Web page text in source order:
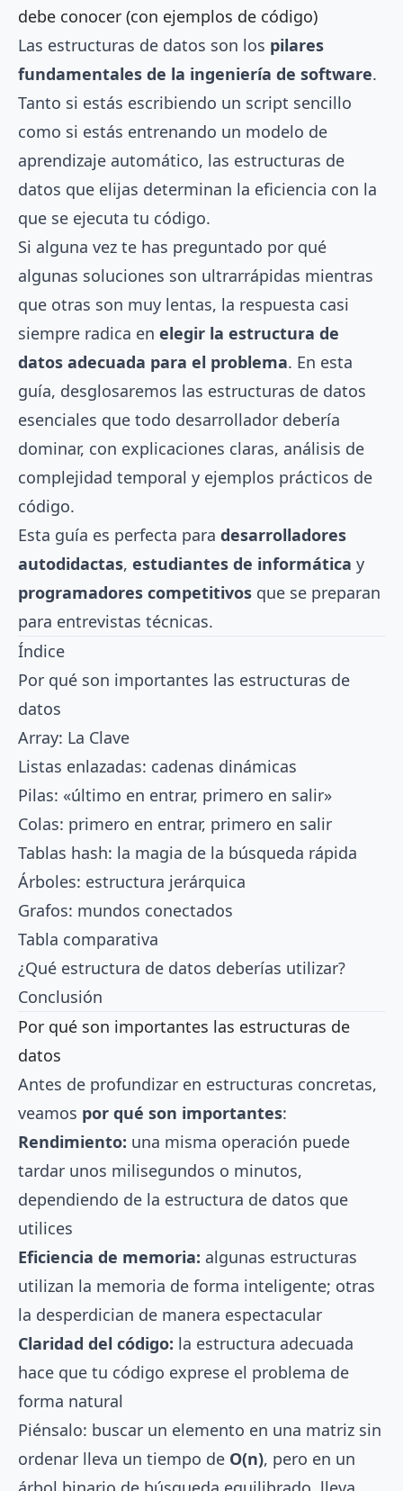
debe conocer (con ejemplos de código)
Las estructuras de datos son los pilares
fundamentales de la ingeniería de software.
Tanto si estás escribiendo un script sencillo
como si estás entrenando un modelo de
aprendizaje automático, las estructuras de
datos que elijas determinan la eficiencia con la
que se ejecuta tu código.
Si alguna vez te has preguntado por qué
algunas soluciones son ultrarrápidas mientras
que otras son muy lentas, la respuesta casi
siempre radica en elegir la estructura de
datos adecuada para el problema. En esta
guía, desglosaremos las estructuras de datos
esenciales que todo desarrollador debería
dominar, con explicaciones claras, análisis de
complejidad temporal y ejemplos prácticos de
código.
Esta guía es perfecta para desarrolladores
autodidactas, estudiantes de informática y
programadores competitivos que se preparan
para entrevistas técnicas.
Índice
Por qué son importantes las estructuras de
datos
Array: La Clave
Listas enlazadas: cadenas dinámicas
Pilas: «último en entrar, primero en salir»
Colas: primero en entrar, primero en salir
Tablas hash: la magia de la búsqueda rápida
Árboles: estructura jerárquica
Grafos: mundos conectados
Tabla comparativa
¿Qué estructura de datos deberías utilizar?
Conclusión
Por qué son importantes las estructuras de
datos
Antes de profundizar en estructuras concretas,
veamos por qué son importantes:
Rendimiento: una misma operación puede
tardar unos milisegundos o minutos,
dependiendo de la estructura de datos que
utilices
Eficiencia de memoria: algunas estructuras
utilizan la memoria de forma inteligente; otras
la desperdician de manera espectacular
Claridad del código: la estructura adecuada
hace que tu código exprese el problema de
forma natural
Piénsalo: buscar un elemento en una matriz sin
ordenar lleva un tiempo de O(n), pero en un